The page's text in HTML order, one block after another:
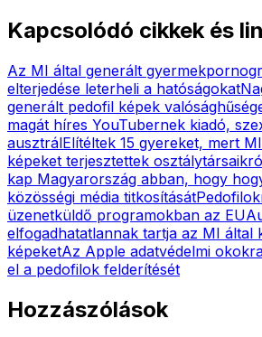
Kapcsolódó cikkek és
Az MI által generált
elterjedése leterheli a hatóságokat
generált pedofil képek
magát híres YouTubernek kiadó,
ausztrálElítéltek 15 gyereket, mert
képeket terjesztettek
kap Magyarország abban, hogy
közösségi média titkosítását
üzenetküldő programokban az EU
elfogadhatatlannak tartja az MI által
képeketAz Apple adatvédelmi
el a pedofilok felderítését
Hozzászólások